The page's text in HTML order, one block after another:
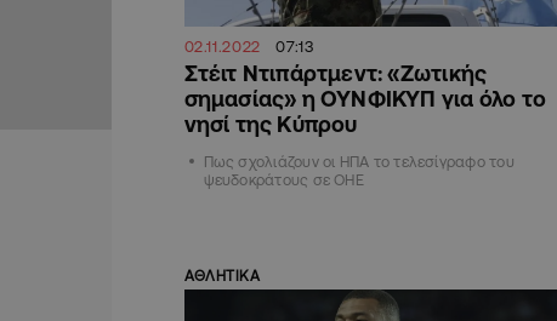
02.11.2022 07:13
Στέιτ Ντιπάρτμεντ: «Ζωτικής
σημασίας» η ΟΥΝΦΙΚΥΠ για όλο το
νησί της Κύπρου
Πως σχολιάζουν οι ΗΠΑ το τελεσίγραφο του
ψευδοκράτους σε ΟΗΕ
ΑΘΛΗΤΙΚΑ